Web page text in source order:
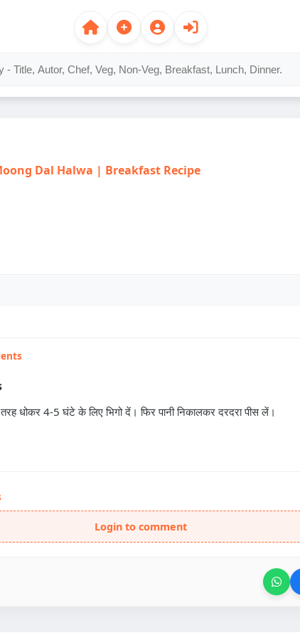
Dal Halwa | Breakfast Recipe
धोकर 4-5 घंटे के लिए भिगो दें। फिर पानी निकालकर दरदरा पीस लें।
Login to comment